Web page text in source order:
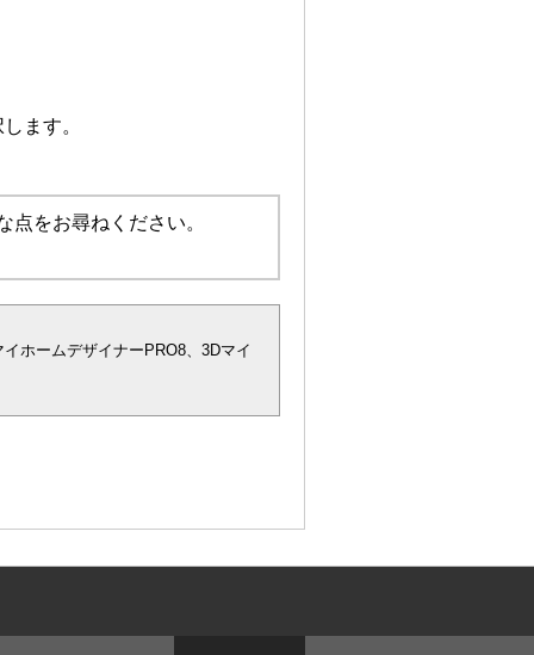
ます。
をお尋ねください。
ホームデザイナーPRO8、3Dマイ